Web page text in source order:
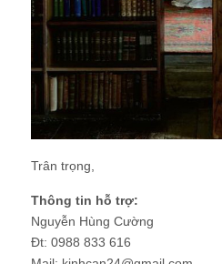
Trân trọng,
Thông tin hỗ trợ:
Nguyễn Hùng Cường
Đt: 0988 833 616